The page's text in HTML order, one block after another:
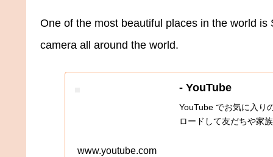
One of the most beautiful places in the world
camera all around the world.
- YouTube
YouTube でお気に入り
ロードして友だちや家
www.youtube.com